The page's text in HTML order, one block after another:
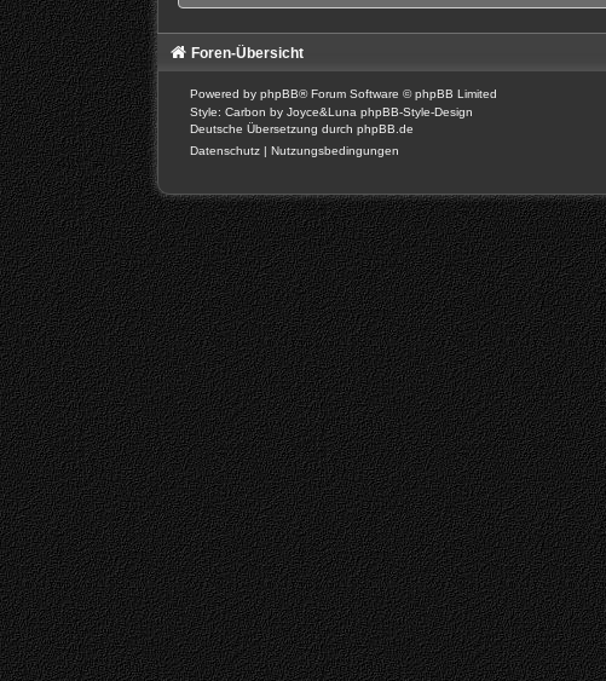
Foren-Übersicht
Powered by phpBB® Forum Software © phpBB Limited
Style: Carbon by Joyce&Luna phpBB-Style-Design
Deutsche Übersetzung durch phpBB.de
Datenschutz | Nutzungsbedingungen